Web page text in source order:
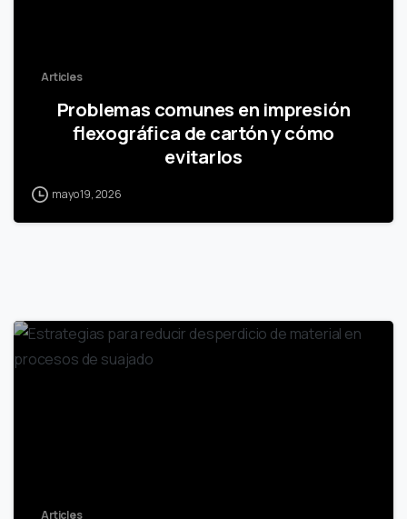
Articles
Problemas comunes en impresión
flexográfica de cartón y cómo
evitarlos
mayo 19, 2026
Articles